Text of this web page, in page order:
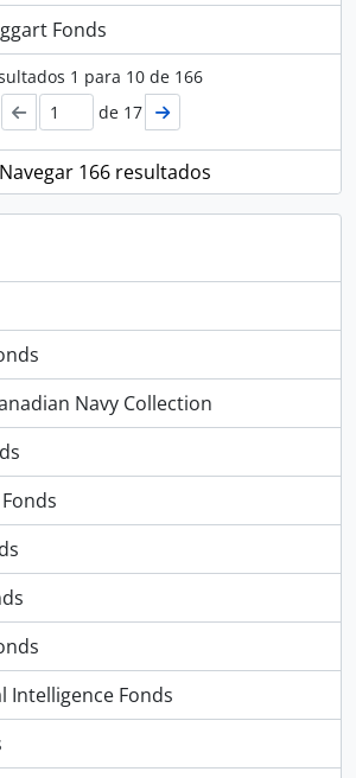
Fonds
1 para 10 de 166
de 17
Navegar 166 resultados
Navy Collection
Intelligence Fonds